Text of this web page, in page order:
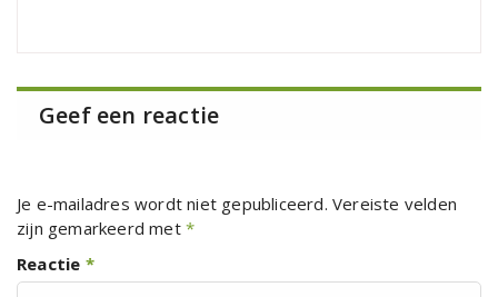
Geef een reactie
Je e-mailadres wordt niet gepubliceerd. Vereiste velden
zijn gemarkeerd met *
Reactie *